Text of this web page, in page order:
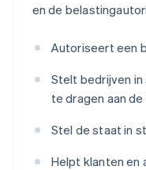
en de
Autoriseert een
Stelt bedrijven
te dragen aan
Stel de staat in
Helpt klanten